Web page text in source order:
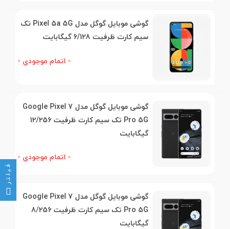
گوشی موبایل گوگل مدل Pixel 5a 5G تک‌
سیم کارت ظرفیت 6/128 گیگابایت
- اتمام موجودی -
گوشی موبایل گوگل مدل Google Pixel 7
Pro 5G تک‌ سیم کارت ظرفیت 12/256
گیگابایت
- اتمام موجودی -
گوشی موبایل گوگل مدل Google Pixel 7
Pro 5G تک‌ سیم کارت ظرفیت 8/256
گیگابایت
فیلتر